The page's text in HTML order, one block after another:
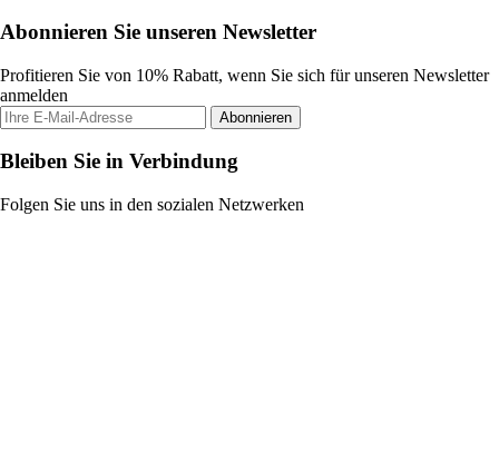
Abonnieren Sie unseren Newsletter
Profitieren Sie von 10% Rabatt, wenn Sie sich für unseren Newsletter
anmelden
Abonnieren
Bleiben Sie in Verbindung
Folgen Sie uns in den sozialen Netzwerken